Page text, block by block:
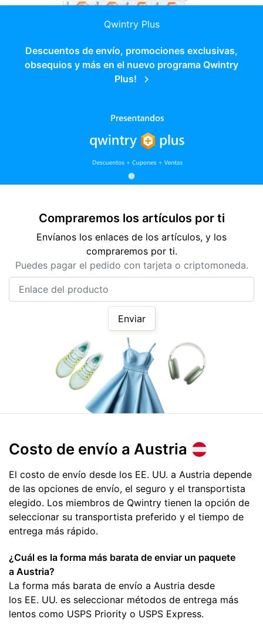
Qwintry Plus
Descuentos de envío, promociones exclusivas,
obsequios y más en el nuevo programa Qwintry
Plus!
Compraremos los artículos por ti
Envíanos los enlaces de los artículos, y los
compraremos por ti.
Puedes pagar el pedido con tarjeta o criptomoneda.
Enviar
Costo de envío a Austria
El costo de envío desde los EE. UU. a Austria depende
de las opciones de envío, el seguro y el transportista
elegido. Los miembros de Qwintry tienen la opción de
seleccionar su transportista preferido y el tiempo de
entrega más rápido.
¿Cuál es la forma más barata de enviar un paquete
a Austria?
La forma más barata de envío a Austria desde
los EE. UU. es seleccionar métodos de entrega más
lentos como USPS Priority o USPS Express.